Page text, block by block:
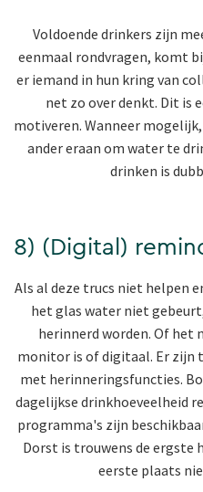
Voldoende drinkers zijn
eenmaal rondvragen, komt
er iemand in hun kring van
net zo over denkt. Dit is
motiveren. Wanneer
ander eraan om water te
drinken is
8) (Digital)
Als al deze trucs niet helpen
het glas water niet
herinnerd worden. Of het
monitor is of digitaal. Er zijn
met herinneringsfuncties.
dagelijkse drinkhoeveelheid
programma's zijn
Dorst is trouwens de ergste
eerste plaats